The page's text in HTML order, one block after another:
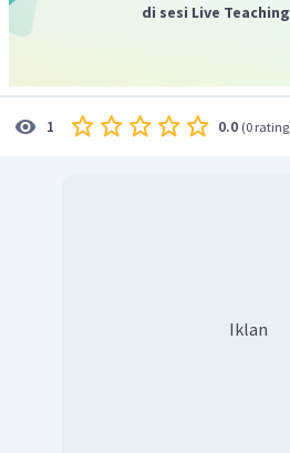
di sesi Live
1 0.0 (0 rating
Iklan